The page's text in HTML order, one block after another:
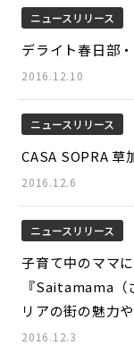
ニュースリリース
デライト春日部
2016.12.10
ニュースリリース
CASA SOPRA
2016.12.6
ニュースリリース
子育て中のママ
『Saitamama（
リアの街の魅力
2016.12.3